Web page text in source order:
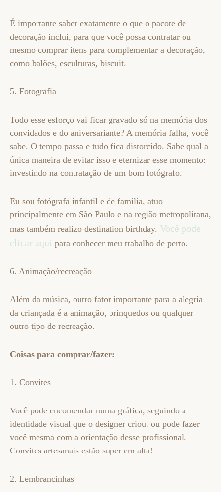
É importante saber exatamente o que o pacote de
decoração inclui, para que você possa contratar ou
mesmo comprar itens para complementar a decoração,
como balões, esculturas, biscuit.
5. Fotografia
Todo esse esforço vai ficar gravado só na memória dos
convidados e do aniversariante? A memória falha, você
sabe. O tempo passa e tudo fica distorcido. Sabe qual a
única maneira de evitar isso e eternizar esse momento:
investindo na contratação de um bom fotógrafo.
Eu sou fotógrafa infantil e de família, atuo
principalmente em São Paulo e na região metropolitana,
mas também realizo destination birthday. Você pode
clicar aqui para conhecer meu trabalho de perto.
6. Animação/recreação
Além da música, outro fator importante para a alegria
da criançada é a animação, brinquedos ou qualquer
outro tipo de recreação.
Coisas para comprar/fazer:
1. Convites
Você pode encomendar numa gráfica, seguindo a
identidade visual que o designer criou, ou pode fazer
você mesma com a orientação desse profissional.
Convites artesanais estão super em alta!
2. Lembrancinhas